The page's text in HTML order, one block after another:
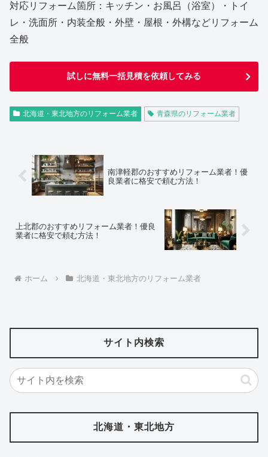
対応リフォーム箇所：キッチン・お風呂（浴室）・トイ
レ・洗面所・内装全般・外壁・屋根・外構などリフォーム
全般
試しに無料一括見積を依頼してみる
北海道・東北地方のリフォーム業者 青森県のリフォーム業者
南津軽郡のおすすめリフォーム業者！優
良業者に格安で頼む方法！
上北郡のおすすめリフォーム業者！優良
業者に格安で頼む方法！
ホーム 北海道・東北地方のリフォーム業者
サイト内検索
北海道・東北地方